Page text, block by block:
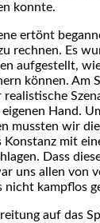
konnte.
ertönt
rechnen. Es
aufgestellt,
können. Am
Hand.
mussten wir
Konstanz mit
Dass
uns allen von
kampflos
auf das